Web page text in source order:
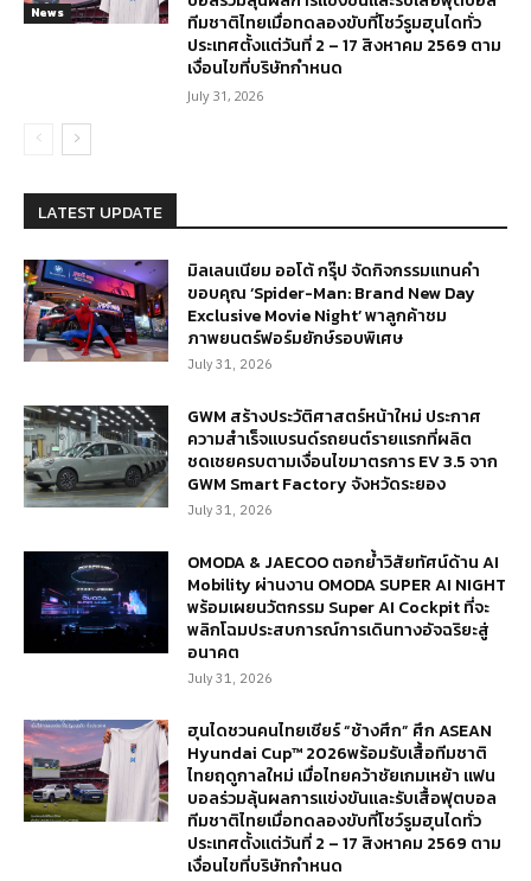
News
ทีมชาติไทยเมื่อทดลองขับที่โชว์รูมฮุนไดทั่ว
ประเทศตั้งแต่วันที่ 2 – 17 สิงหาคม 2569 ตาม
เงื่อนไขที่บริษัทกำหนด
July 31, 2026
LATEST UPDATE
มิลเลนเนียม ออโต้ กรุ๊ป จัดกิจกรรมแทนคำ
ขอบคุณ ‘Spider-Man: Brand New Day
Exclusive Movie Night’ พาลูกค้าชม
ภาพยนตร์ฟอร์มยักษ์รอบพิเศษ
July 31, 2026
GWM สร้างประวัติศาสตร์หน้าใหม่ ประกาศ
ความสำเร็จแบรนด์รถยนต์รายแรกที่ผลิต
ชดเชยครบตามเงื่อนไขมาตรการ EV 3.5 จาก
GWM Smart Factory จังหวัดระยอง
July 31, 2026
OMODA & JAECOO ตอกย้ำวิสัยทัศน์ด้าน AI
Mobility ผ่านงาน OMODA SUPER AI NIGHT
พร้อมเผยนวัตกรรม Super AI Cockpit ที่จะ
พลิกโฉมประสบการณ์การเดินทางอัจฉริยะสู่
อนาคต
July 31, 2026
ฮุนไดชวนคนไทยเชียร์ “ช้างศึก” ศึก ASEAN
Hyundai Cup™ 2026พร้อมรับเสื้อทีมชาติ
ไทยฤดูกาลใหม่ เมื่อไทยคว้าชัยเกมเหย้า แฟน
บอลร่วมลุ้นผลการแข่งขันและรับเสื้อฟุตบอล
ทีมชาติไทยเมื่อทดลองขับที่โชว์รูมฮุนไดทั่ว
ประเทศตั้งแต่วันที่ 2 – 17 สิงหาคม 2569 ตาม
เงื่อนไขที่บริษัทกำหนด